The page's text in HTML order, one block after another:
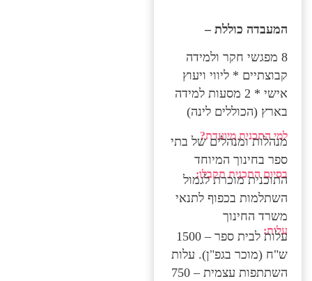
המעבדה כוללת –
8 מפגשי חקר ולמידה
קבוצתיים * ליווי ויעוץ
אישי * 2 מסעות למידה
בארץ (הכוללים לינה)
למי התכנית מיועדת?
מנהלות ומנהלים של בתי
ספר בחינוך המיוחד
בסיום התכנית תקבלו:
התוכנית מוכרת לגמול
השתלמות בכפוף לתנאי
משרד החינוך
עלות:
עלות לבית ספר – 1500
ש"ח (מוכר בגפ"ן). עלות
השתתפות עצמית – 750